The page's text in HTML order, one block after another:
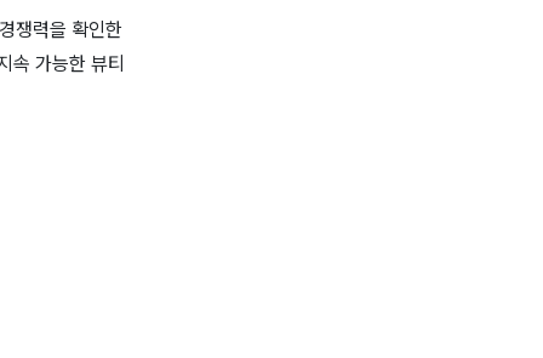
쟁력을 확인한
속 가능한 뷰티